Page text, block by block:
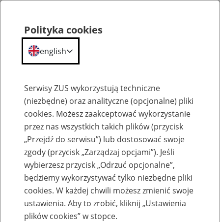
Komunikaty
Ograniczenie w dostępie do strony
www.zus.pl 17 lutego 2022 r.
Polityka cookies
english
Serwisy ZUS wykorzystują techniczne
(niezbędne) oraz analityczne (opcjonalne) pliki
cookies. Możesz zaakceptować wykorzystanie
przez nas wszystkich takich plików (przycisk
„Przejdź do serwisu”) lub dostosować swoje
zgody (przycisk „Zarządzaj opcjami”). Jeśli
wybierzesz przycisk „Odrzuć opcjonalne”,
będziemy wykorzystywać tylko niezbędne pliki
cookies. W każdej chwili możesz zmienić swoje
ustawienia. Aby to zrobić, kliknij „Ustawienia
plików cookies” w stopce.